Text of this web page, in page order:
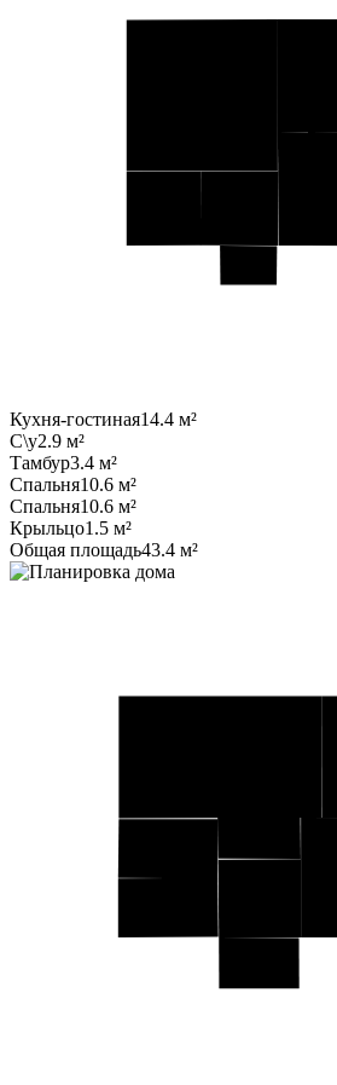
Кухня-гостиная14.4 м²
С\у2.9 м²
Тамбур3.4 м²
Спальня10.6 м²
Спальня10.6 м²
Крыльцо1.5 м²
Общая площадь43.4 м²